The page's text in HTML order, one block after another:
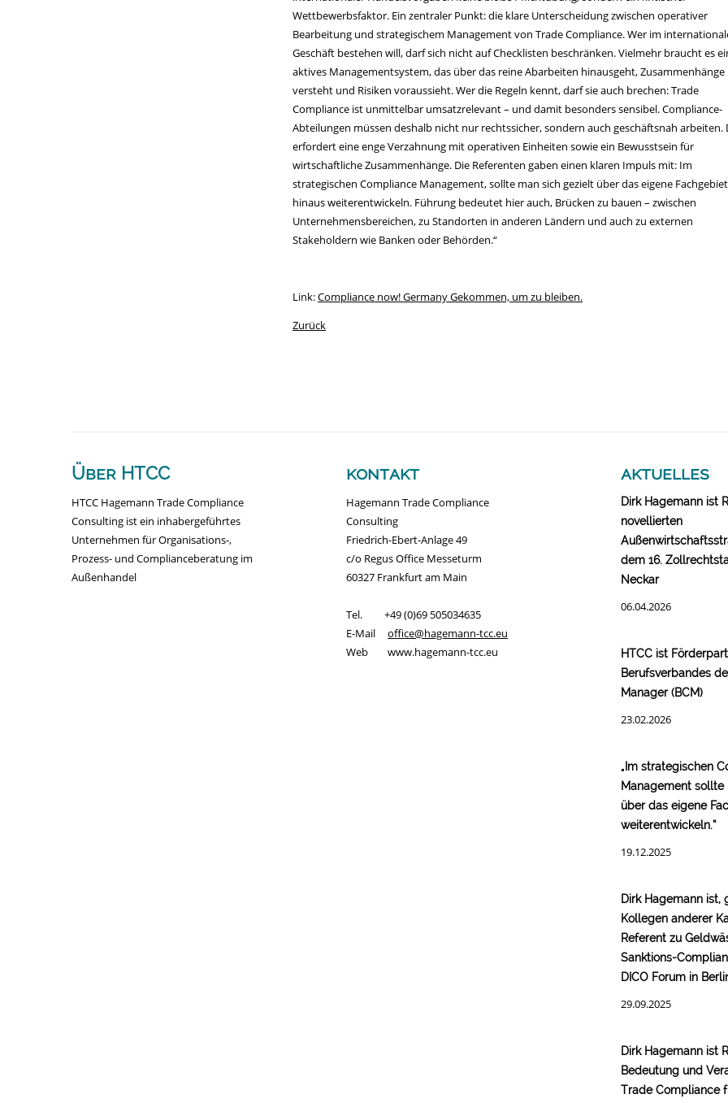
Wettbewerbsfaktor. Ein zentraler Punkt: die klare Unterscheidung zwischen operativer
Bearbeitung und strategischem Management von Trade Compliance. Wer im
Geschäft bestehen will, darf sich nicht auf Checklisten beschränken. Vielmehr braucht es
aktives Managementsystem, das über das reine Abarbeiten hinausgeht, Zusammenhänge
versteht und Risiken voraussieht. Wer die Regeln kennt, darf sie auch brechen: Trade
Compliance ist unmittelbar umsatzrelevant – und damit besonders sensibel. Compliance-
Abteilungen müssen deshalb nicht nur rechtssicher, sondern auch geschäftsnah arbeiten.
erfordert eine enge Verzahnung mit operativen Einheiten sowie ein Bewusstsein für
wirtschaftliche Zusammenhänge. Die Referenten gaben einen klaren Impuls mit: Im
strategischen Compliance Management, sollte man sich gezielt über das eigene Fachgebiet
hinaus weiterentwickeln. Führung bedeutet hier auch, Brücken zu bauen – zwischen
Unternehmensbereichen, zu Standorten in anderen Ländern und auch zu externen
Stakeholdern wie Banken oder Behörden.“
Link:Compliance now! Germany Gekommen, um zu bleiben.
Zurück
Über HTCC
HTCC Hagemann Trade Compliance
Consulting ist ein inhabergeführtes
Unternehmen für Organisations-,
Prozess- und Complianceberatung im
Außenhandel
kontakt
Hagemann Trade Compliance
Consulting
Friedrich-Ebert-Anlage 49
c/o Regus Office Messeturm
60327 Frankfurt am Main
Tel. +49 (0)69 505034635
E-Mailoffice@hagemann-tcc.eu
Web www.hagemann-tcc.eu
aktuelles
Dirk Hagemann ist
novellierten
dem 16.
Neckar
06.04.2026
HTCC ist
Berufsverbandes
Manager (BCM)
23.02.2026
„Im strategischen
Management
über das eigene
weiterentwickeln.“
19.12.2025
Dirk Hagemann ist,
Kollegen anderer
Referent zu
Sanktions-
DICO Forum in
29.09.2025
Dirk Hagemann ist
Bedeutung und
Trade Compliance